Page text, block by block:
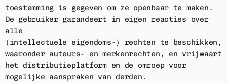
toestemming is gegeven om ze openbaar te maken.
De gebruiker garandeert in eigen reacties over
alle
(intellectuele eigendoms-) rechten te beschikken,
waaronder auteurs- en merkenrechten, en vrijwaart
het distributieplatform en de omroep voor
mogelijke aanspraken van derden.